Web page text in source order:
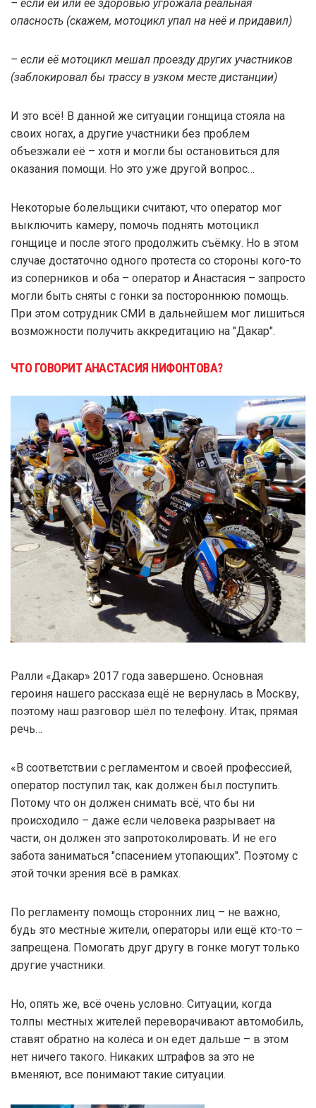
– если ей или её здоровью угрожала реальная
опасность (скажем, мотоцикл упал на неё и придавил)
– если её мотоцикл мешал проезду других участников
(заблокировал бы трассу в узком месте дистанции)
И это всё! В данной же ситуации гонщица стояла на
своих ногах, а другие участники без проблем
объезжали её – хотя и могли бы остановиться для
оказания помощи. Но это уже другой вопрос…
Некоторые болельщики считают, что оператор мог
выключить камеру, помочь поднять мотоцикл
гонщице и после этого продолжить съёмку. Но в этом
случае достаточно одного протеста со стороны кого-то
из соперников и оба – оператор и Анастасия – запросто
могли быть сняты с гонки за постороннюю помощь.
При этом сотрудник СМИ в дальнейшем мог лишиться
возможности получить аккредитацию на "Дакар".
ЧТО ГОВОРИТ АНАСТАСИЯ НИФОНТОВА?
Ралли «Дакар» 2017 года завершено. Основная
героиня нашего рассказа ещё не вернулась в Москву,
поэтому наш разговор шёл по телефону. Итак, прямая
речь…
«В соответствии с регламентом и своей профессией,
оператор поступил так, как должен был поступить.
Потому что он должен снимать всё, что бы ни
происходило – даже если человека разрывает на
части, он должен это запротоколировать. И не его
забота заниматься "спасением утопающих". Поэтому с
этой точки зрения всё в рамках.
По регламенту помощь сторонних лиц – не важно,
будь это местные жители, операторы или ещё кто-то –
запрещена. Помогать друг другу в гонке могут только
другие участники.
Но, опять же, всё очень условно. Ситуации, когда
толпы местных жителей переворачивают автомобиль,
ставят обратно на колёса и он едет дальше – в этом
нет ничего такого. Никаких штрафов за это не
вменяют, все понимают такие ситуации.